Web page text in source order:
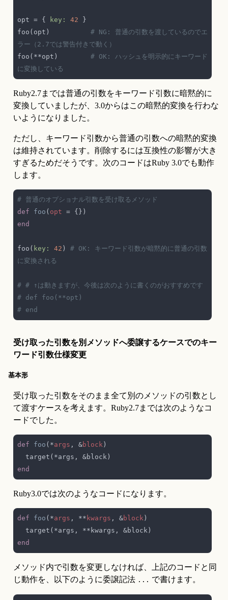
opt = { key: 42
foo(opt) # NG: 普通の引数を渡しているのでエ
foo(**opt) # OK: ハッシュを明示的にキーワード
Ruby2.7までは普通の引数をキーワード引数に暗黙的に
変換していましたが、3.0からはこの暗黙的変換を行わな
いようになりました。
ただし、キーワード引数から普通の引数への暗黙的変換
は維持されています。削除するには互換性の影響が大き
すぎるためだそうです。次のコードはRuby 3.0でも動作
します。
def foo ( opt
foo( key: 42 ) # OK: キーワード引数が暗黙的に普通の引数
受け取った引数を別メソッドへ委譲するケースでのキー
ワード引数仕様変更
基本形
受け取った引数をそのまま全て別のメソッドの引数とし
て渡すケースを考えます。Ruby2.7までは次のようなコ
ードでした。
def foo (*args , &block
Ruby3.0では次のようなコードになります。
def foo (*args , ** kwargs , &block
メソッド内で引数を変更しなければ、上記のコードと同
じ動作を、以下のように委譲記法 ... で書けます。